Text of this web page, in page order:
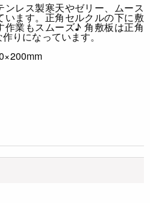
ンレス製寒天やゼリー、ムース
います。正角セルクルの下に敷
作業もスムーズ♪ 角敷板は正角
りになっています。